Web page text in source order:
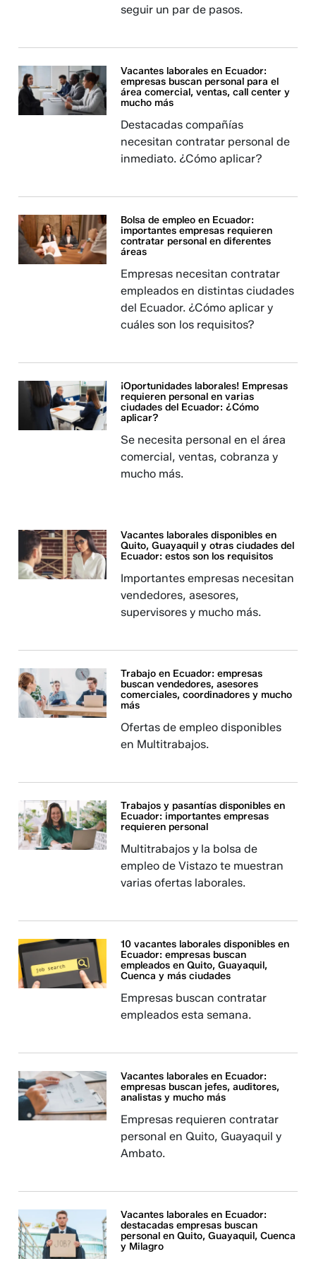
seguir un par de pasos.
Vacantes laborales en Ecuador:
empresas buscan personal para el
área comercial, ventas, call center y
mucho más
Destacadas compañías
necesitan contratar personal de
inmediato. ¿Cómo aplicar?
Bolsa de empleo en Ecuador:
importantes empresas requieren
contratar personal en diferentes
áreas
Empresas necesitan contratar
empleados en distintas ciudades
del Ecuador. ¿Cómo aplicar y
cuáles son los requisitos?
¡Oportunidades laborales! Empresas
requieren personal en varias
ciudades del Ecuador: ¿Cómo
aplicar?
Se necesita personal en el área
comercial, ventas, cobranza y
mucho más.
Vacantes laborales disponibles en
Quito, Guayaquil y otras ciudades del
Ecuador: estos son los requisitos
Importantes empresas necesitan
vendedores, asesores,
supervisores y mucho más.
Trabajo en Ecuador: empresas
buscan vendedores, asesores
comerciales, coordinadores y mucho
más
Ofertas de empleo disponibles
en Multitrabajos.
Trabajos y pasantías disponibles en
Ecuador: importantes empresas
requieren personal
Multitrabajos y la bolsa de
empleo de Vistazo te muestran
varias ofertas laborales.
10 vacantes laborales disponibles en
Ecuador: empresas buscan
empleados en Quito, Guayaquil,
Cuenca y más ciudades
Empresas buscan contratar
empleados esta semana.
Vacantes laborales en Ecuador:
empresas buscan jefes, auditores,
analistas y mucho más
Empresas requieren contratar
personal en Quito, Guayaquil y
Ambato.
Vacantes laborales en Ecuador:
destacadas empresas buscan
personal en Quito, Guayaquil, Cuenca
y Milagro